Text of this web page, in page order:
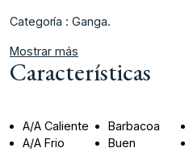
Categoría ‌: ‌Ganga.
Mostrar más
Características
A/A Caliente
A/A Frio
Barbacoa
Buen